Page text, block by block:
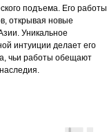
подъема. Его работы
открывая новые
Уникальное
интуиции делает его
чьи работы обещают